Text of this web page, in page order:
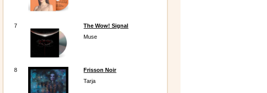
7
The Wow! Signal
Muse
8
Frisson Noir
Tarja